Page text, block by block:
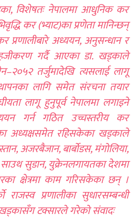
विशेषतः नेपालमा आधुनिक कर
कर (भ्याट)का प्रणेता मानिन्छन्
प्रणालीबारे अध्ययन, अनुसन्धान र
गर्दै आएका डा. खड्काले
तर्जुमादेखि त्यसलाई लागू
लागि समेत संरचना तयार
लागू हुनुपूर्व नेपालमा लगाइने
गर्न गठित उच्चस्तरीय कर
अध्यक्षसमेत रहिसकेका खड्काले
अजरबैजान, बार्बोडस, मंगोलिया,
सुडान, युक्रेनलगायतका देशमा
क्षेत्रमा काम गरिसकेका छन् ।
राजस्व प्रणालीका सुधारसम्बन्धी
टक्सारले गरेको संवादः